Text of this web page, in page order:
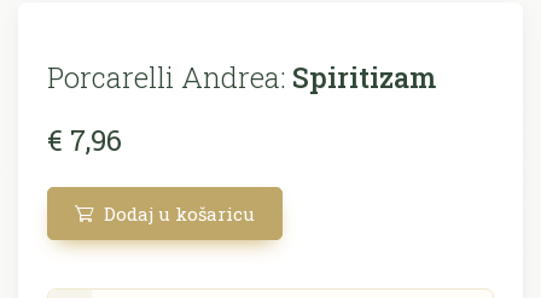
Porcarelli Andrea: Spiritizam
€ 7,96
Dodaj u košaricu